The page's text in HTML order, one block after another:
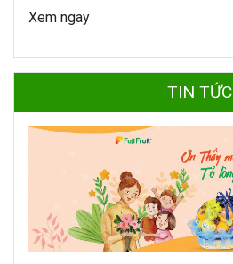
Xem ngay
TIN TỨC